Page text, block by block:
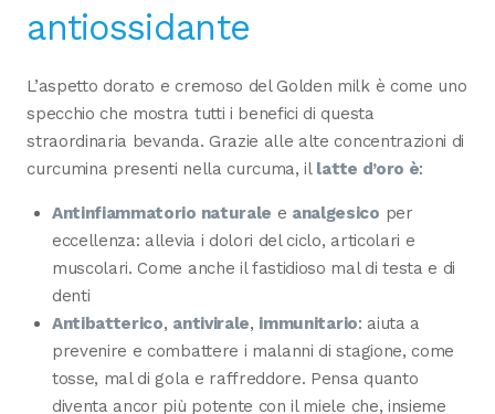
antiossidante
L’aspetto dorato e cremoso del Golden milk è come uno
specchio che mostra tutti i benefici di questa
straordinaria bevanda. Grazie alle alte concentrazioni di
curcumina presenti nella curcuma, illatte d’oro è:
Antinfiammatorio naturale e analgesico per
eccellenza: allevia i dolori del ciclo, articolari e
muscolari. Come anche il fastidioso mal di testa e di
denti
Antibatterico, antivirale, immunitario: aiuta a
prevenire e combattere i malanni di stagione, come
tosse, mal di gola e raffreddore. Pensa quanto
diventa ancor più potente con il miele che, insieme